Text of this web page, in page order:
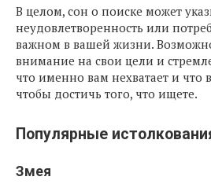
В целом, сон о поиске может
неудовлетворенность или
важном в вашей жизни.
внимание на свои цели и
что именно вам нехватает и что
чтобы достичь того, что ищете.
Популярные
Змея